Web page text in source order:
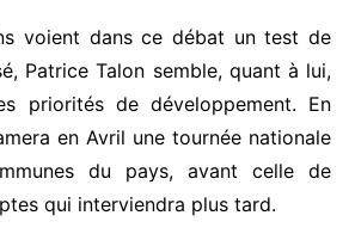
voient dans ce débat un test de
Patrice Talon semble, quant à lui,
priorités de développement. En
en Avril une tournée nationale
du pays, avant celle de
qui interviendra plus tard.